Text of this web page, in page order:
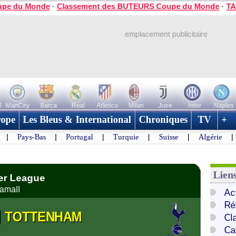
du Monde - Classement des BUTEURS Coupe du Monde -
emplacement publicitaire
ManCity Barca Real Atletico Milan Juve Inter Naples
Les Bleus & International Chroniques TV +
| Pays-Bas | Portugal | Turquie | Suisse | Algérie |
League
TOTTENHAM